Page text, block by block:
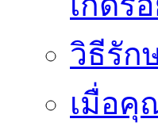
วิธีรัก
เมื่อคุ